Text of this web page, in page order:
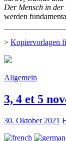
Der Mensch in der
werden
> Kopiervorlagen
Allgemein
3, 4 et 5
30. Oktober 2021